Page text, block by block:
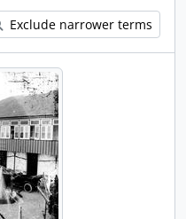
Exclude narrower terms